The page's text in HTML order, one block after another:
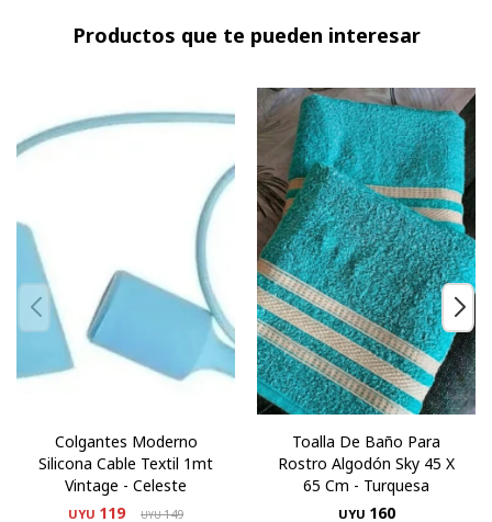
Productos que te pueden interesar
Colgantes Moderno
Silicona Cable Textil 1mt
Vintage - Celeste
UYU 119 UYU149
Toalla De Baño Para
Rostro Algodón Sky 45 X
65 Cm - Turquesa
UYU 160